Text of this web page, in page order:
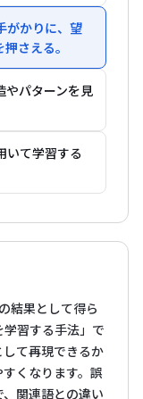
がかりに、望
さえる。
やパターンを見
いて学習する
結果として得ら
習する手法」で
て再現できるか
くなります。誤
関連語との違い